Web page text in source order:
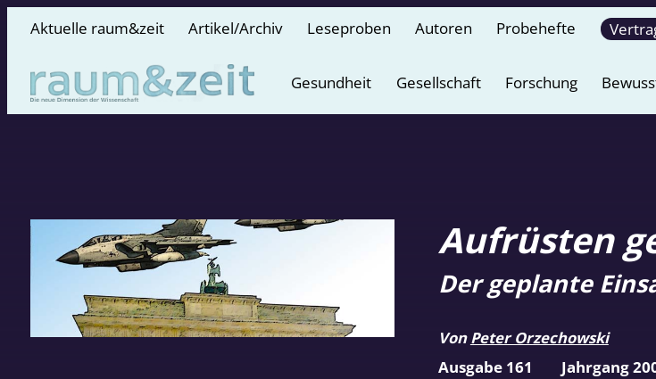
Aktuelle raum&zeit Artikel/Archiv Leseproben Autoren Probehefte
Gesundheit Gesellschaft Forschung
Aufrüsten
Der geplante
VonPeter Orzechowski
Ausgabe 161 Jahrgang